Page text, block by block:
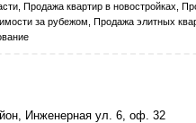
Продажа квартир в новостройках,
за рубежом, Продажа элитных
Инженерная ул. 6, оф. 32